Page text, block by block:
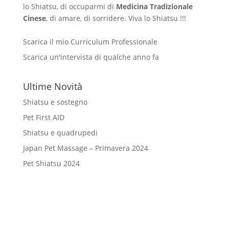
lo Shiatsu, di occuparmi di Medicina Tradizionale
Cinese, di amare, di sorridere. Viva lo Shiatsu !!!
Scarica il mio Curriculum Professionale
Scarica un'intervista di qualche anno fa
Ultime Novità
Shiatsu e sostegno
Pet First AID
Shiatsu e quadrupedi
Japan Pet Massage – Primavera 2024
Pet Shiatsu 2024